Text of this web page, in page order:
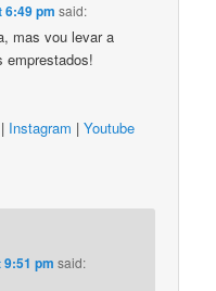
6:49 pm said:
mas vou levar a
emprestados!
| Instagram |Youtube
pm said: